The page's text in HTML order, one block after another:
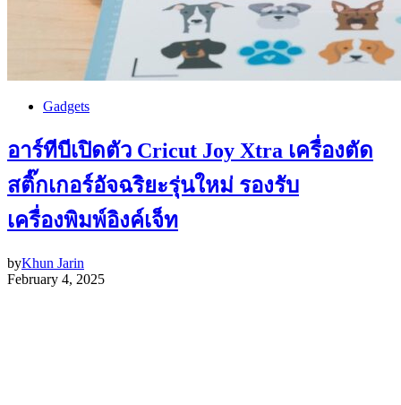
Gadgets
อาร์ทีบีเปิดตัว Cricut Joy Xtra เครื่องตัด
สติ๊กเกอร์อัจฉริยะรุ่นใหม่ รองรับ
เครื่องพิมพ์อิงค์เจ็ท
byKhun Jarin
February 4, 2025